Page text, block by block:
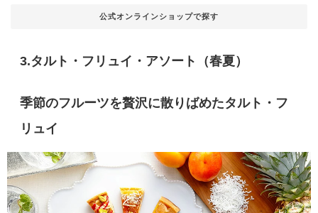
公式オンラインショップで探す
3.タルト・フリュイ・アソート（春夏）
季節のフルーツを贅沢に散りばめたタルト・フ
リュイ